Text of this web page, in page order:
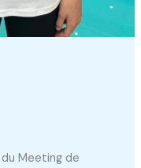
Meeting de